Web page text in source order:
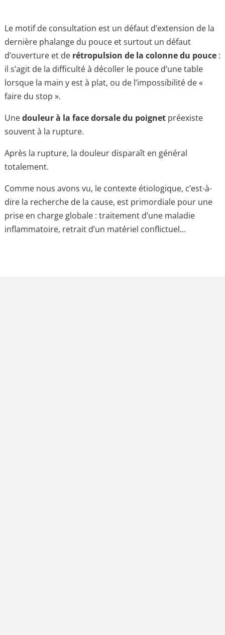
Le motif de consultation est un défaut d’extension de la
dernière phalange du pouce et surtout un défaut
d’ouverture et de rétropulsion de la colonne du pouce:
il s’agit de la difficulté à décoller le pouce d’une table
lorsque la main y est à plat, ou de l’impossibilité de «
faire du stop ».
Unedouleur à la face dorsale du poignetpréexiste
souvent à la rupture.
Après la rupture, la douleur disparaît en général
totalement.
Comme nous avons vu, le contexte étiologique, c’est-à-
dire la recherche de la cause, est primordiale pour une
prise en charge globale : traitement d’une maladie
inflammatoire, retrait d’un matériel conflictuel…